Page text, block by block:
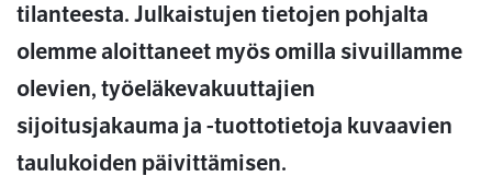
tilanteesta. Julkaistujen tietojen pohjalta
olemme aloittaneet myös omilla sivuillamme
olevien, työeläkevakuuttajien
sijoitusjakauma ja -tuottotietoja kuvaavien
taulukoiden päivittämisen.